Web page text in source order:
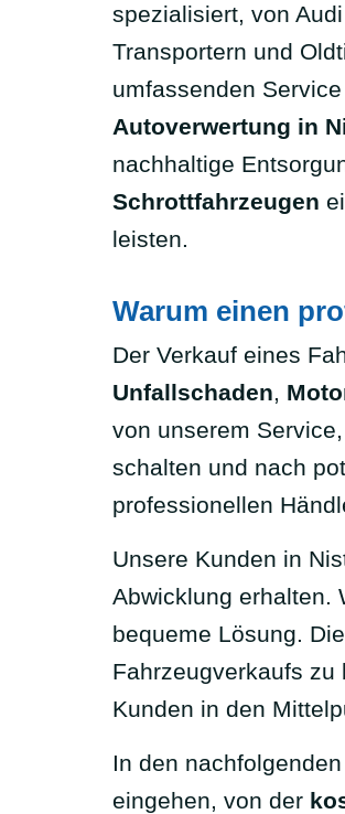
spezialisiert, von
Transportern und
umfassenden
Autoverwertung in
nachhaltige
Schrottfahrzeugen
leisten.
Warum einen
Der Verkauf eines
Unfallschaden,
von unserem
schalten und nach
professionellen
Unsere Kunden in
Abwicklung erhalten.
bequeme Lösung.
Fahrzeugverkaufs zu
Kunden in den
In den
eingehen, von der